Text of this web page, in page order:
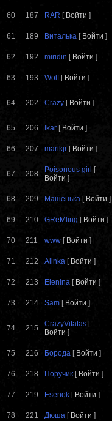
60 187 RAR [ Войти ]
61 189 Виталька [ Войти ]
62 192 miridin [ Войти ]
63 193 Wolf[ Войти ]
64 202 Crazy [ Войти ]
65 206 Ikar [ Войти ]
66 207 marikjr [ Войти ]
67 208 Poisonous girl [
Войти ]
68 209 Машенька [ Войти ]
69 210 GReMling [ Войти ]
70 211 www [ Войти ]
71 212 Alinka [ Войти ]
72 213 Elenina [ Войти ]
73 214 Sam [ Войти ]
74 215 CrazyVitatas [
Войти ]
75 216 Борода [ Войти ]
76 218 Поручик [ Войти ]
77 219 Esenok [ Войти ]
78 221 Дюша [ Войти ]